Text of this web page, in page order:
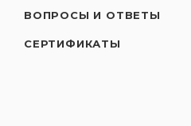
ВОПРОСЫ И ОТВЕТЫ
СЕРТИФИКАТЫ